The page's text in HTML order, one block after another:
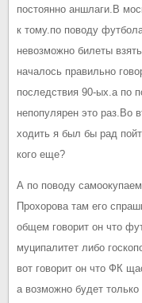
постоянно аншлаги.В
к тому.по поводу
невозможно билеты
началось правильно
последствия 90-ых.а по
непопулярен это раз.Во
ходить я был бы рад
кого еще?
А по поводу
Прохорова там его
общем говорит он что
муципалитет либо
вот говорит он что ФК
а возможно будет